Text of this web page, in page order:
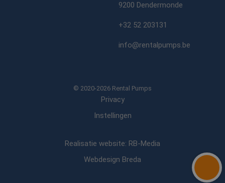
9200 Dendermonde
+32 52 203131
info@rentalpumps.be
© 2020-2026 Rental Pumps
Privacy
Instellingen
Realisatie website: RB-Media
Webdesign Breda